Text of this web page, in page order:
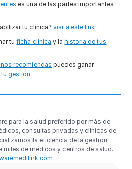
es una de las partes importantes
tu clínica?visita este link
tuficha clínica y lahistoria de tus
recomiendas puedes ganar
tu gestión
para la salud preferido por más de
consultas privadas y clínicas de
la eficiencia de la gestión
miles de médicos y centros de salud.